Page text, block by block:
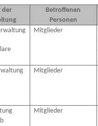
der
Betroffenen
Personen
Mitglieder
Mitglieder
Mitglieder